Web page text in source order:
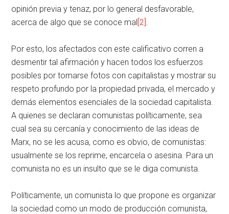
opinión previa y tenaz, por lo general desfavorable,
acerca de algo que se conoce mal[2]
Por esto, los afectados con este calificativo corren a
desmentir tal afirmación y hacen todos los esfuerzos
posibles por tomarse fotos con capitalistas y mostrar su
respeto profundo por la propiedad privada, el mercado y
demás elementos esenciales de la sociedad capitalista.
A quienes se declaran comunistas políticamente, sea
cual sea su cercanía y conocimiento de las ideas de
Marx, no se les acusa, como es obvio, de comunistas:
usualmente se los reprime, encarcela o asesina. Para un
comunista no es un insulto que se le diga comunista.
Políticamente, un comunista lo que propone es organizar
la sociedad como un modo de producción comunista,